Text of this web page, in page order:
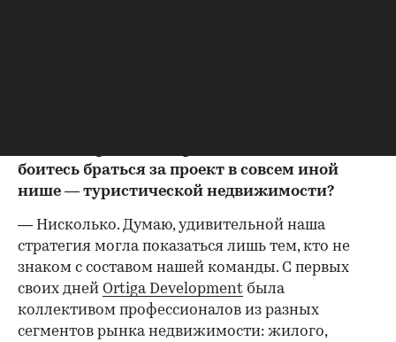
боитесь браться за проект в совсем иной
нише — туристической недвижимости?
— Нисколько. Думаю, удивительной наша
стратегия могла показаться лишь тем, кто не
знаком с составом нашей команды. С первых
своих дней Ortiga Development была
коллективом профессионалов из разных
сегментов рынка недвижимости: жилого,